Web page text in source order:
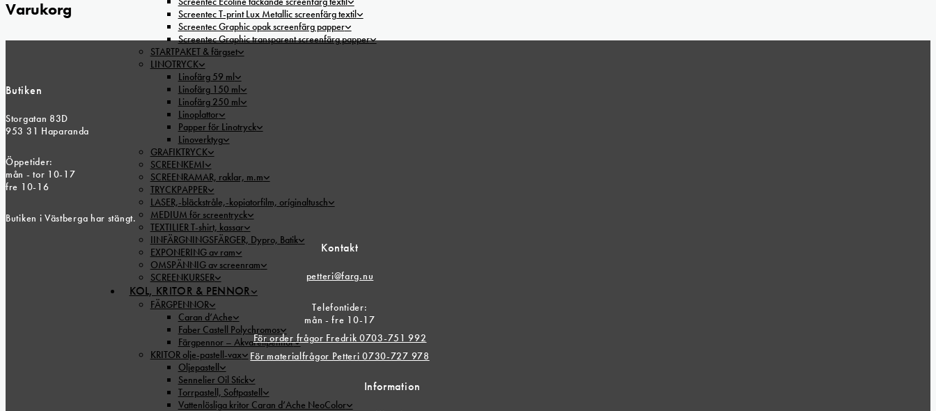
Screentec T-print Lux Metallic screenfärg textil
Screentec Graphic opak screenfärg papper
Screentec Graphic transparent screenfärg papper
STARTPAKET & färgset
LINOTRYCK
Linofärg 59 ml
Linofärg 150 ml
Linofärg 250 ml
Linoplattor
Papper för Linotryck
Linoverktyg
GRAFIKTRYCK
SCREENKEMI
SCREENRAMAR, raklar, m.m
TRYCKPAPPER
LASER,-bläckstråle,-kopiatorfilm, oríginaltusch
MEDIUM för screentryck
TEXTILIER T-shirt, kassar
IINFÄRGNINGSFÄRGER, Dypro, Batik
EXPONERING av ram
OMSPÄNNIG av screenram
SCREENKURSER
KOL, KRITOR & PENNOR
FÄRGPENNOR
Caran d’Ache
Faber Castell Polychromos
Färgpennor – Akvarellpennor
KRITOR olje-pastell-vax
Oljepastell
Sennelier Oil Stick
Torrpastell, Softpastell
Vattenlösliga kritor Caran d’Ache NeoColor
Varukorg
Butiken
Storgatan 83D
953 31 Haparanda
Öppetider:
mån - tor 10-17
fre 10-16
Butiken i Västberga har stängt.
Kontakt
petteri@farg.nu
Telefontider:
mån - fre 10-17
För order frågor Fredrik 0703-751 992
För materialfrågor Petteri 0730-727 978
Information